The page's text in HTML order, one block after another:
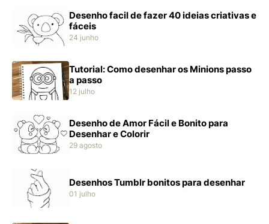
Desenho facil de fazer 40 ideias criativas e
fáceis
24 junho
Tutorial: Como desenhar os Minions passo
a passo
12 julho
Desenho de Amor Fácil e Bonito para
Desenhar e Colorir
29 agosto
Desenhos Tumblr bonitos para desenhar
01 julho